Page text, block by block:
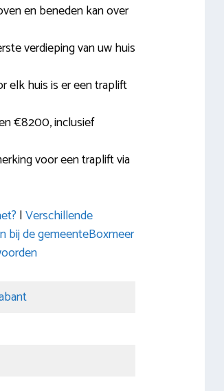
en beneden kan over
verdieping van uw huis
elk huis is er een traplift
€8200, inclusief
voor een traplift via
|Verschillende
bij de gemeenteBoxmeer